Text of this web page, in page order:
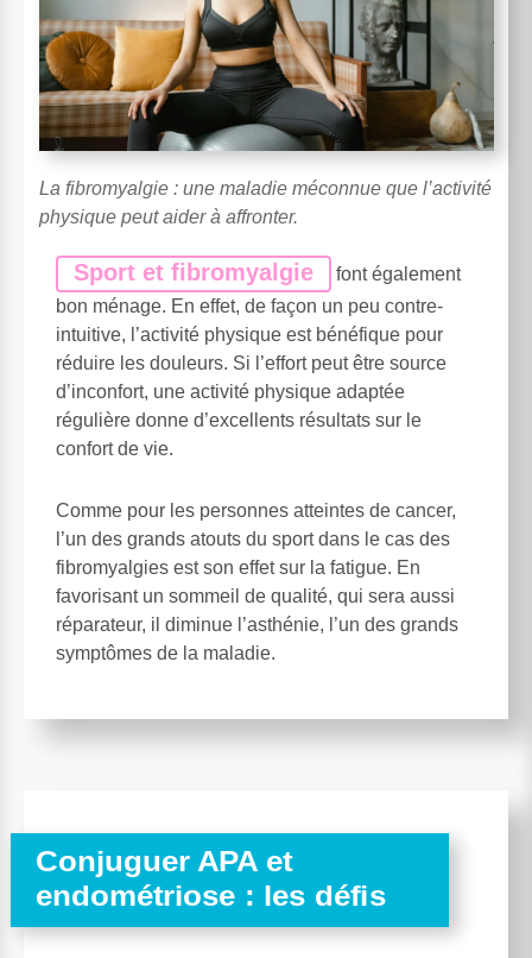
La fibromyalgie : une maladie méconnue que l’activité
physique peut aider à affronter.
Sport et fibromyalgie
font également
bon ménage. En effet, de façon un peu contre-
intuitive, l’activité physique est bénéfique pour
réduire les douleurs. Si l’effort peut être source
d’inconfort, une activité physique adaptée
régulière donne d’excellents résultats sur le
confort de vie.
Comme pour les personnes atteintes de cancer,
l’un des grands atouts du sport dans le cas des
fibromyalgies est son effet sur la fatigue. En
favorisant un sommeil de qualité, qui sera aussi
réparateur, il diminue l’asthénie, l’un des grands
symptômes de la maladie.
Conjuguer APA et
endométriose : les défis